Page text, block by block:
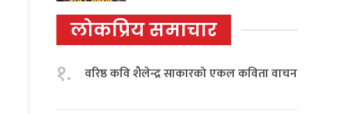
लोकप्रिय समाचार
१. वरिष्ठ कवि शैलेन्द्र साकारको एकल कविता वाचन